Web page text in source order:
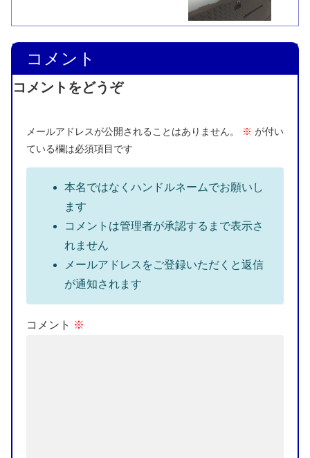
コメント
コメントをどうぞ
メールアドレスが公開されることはありません。 ※ が付い
ている欄は必須項目です
本名ではなくハンドルネームでお願いし
ます
コメントは管理者が承認するまで表示さ
れません
メールアドレスをご登録いただくと返信
が通知されます
コメント ※